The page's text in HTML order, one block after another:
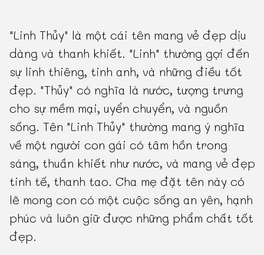
"Linh Thủy" là một cái tên mang vẻ đẹp dịu
dàng và thanh khiết. "Linh" thường gợi đến
sự linh thiêng, tinh anh, và những điều tốt
đẹp. "Thủy" có nghĩa là nước, tượng trưng
cho sự mềm mại, uyển chuyển, và nguồn
sống. Tên "Linh Thủy" thường mang ý nghĩa
về một người con gái có tâm hồn trong
sáng, thuần khiết như nước, và mang vẻ đẹp
tinh tế, thanh tao. Cha mẹ đặt tên này có
lẽ mong con có một cuộc sống an yên, hạnh
phúc và luôn giữ được những phẩm chất tốt
đẹp.